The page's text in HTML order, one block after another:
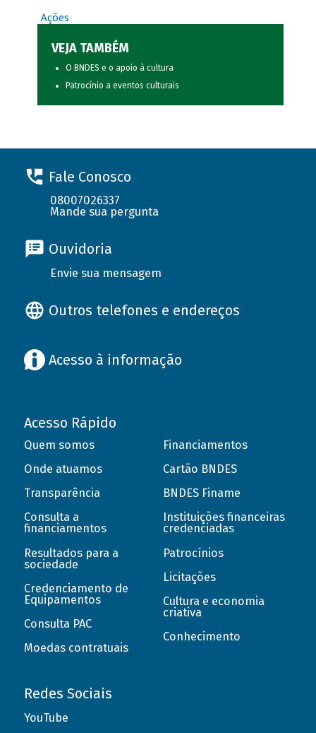
Ações
VEJA TAMBÉM
O BNDES e o apoio à cultura
Patrocínio a eventos culturais
Fale Conosco
08007026337
Mande sua pergunta
Ouvidoria
Envie sua mensagem
Outros telefones e endereços
Acesso à informação
Acesso Rápido
Quem somos
Onde atuamos
Transparência
Consulta a
financiamentos
Resultados para a
sociedade
Credenciamento de
Equipamentos
Consulta PAC
Moedas contratuais
Financiamentos
Cartão BNDES
BNDES Finame
Instituições financeiras
credenciadas
Patrocínios
Licitações
Cultura e economia
criativa
Conhecimento
Redes Sociais
YouTube